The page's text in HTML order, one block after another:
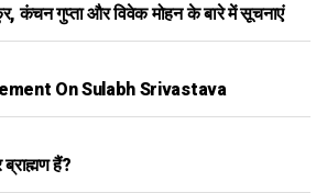
कंचन गुप्ता और विवेक मोहन के बारे में सूचनाएं
On Sulabh Srivastava
हैं?